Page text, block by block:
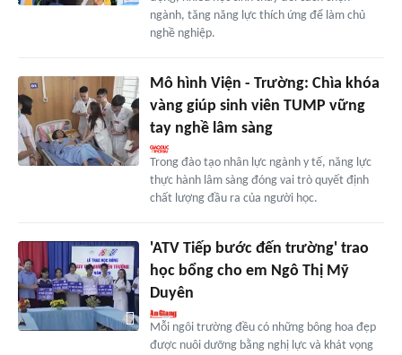
ngành, tăng năng lực thích ứng để làm chủ
nghề nghiệp.
Mô hình Viện - Trường: Chìa khóa
vàng giúp sinh viên TUMP vững
tay nghề lâm sàng
Trong đào tạo nhân lực ngành y tế, năng lực
thực hành lâm sàng đóng vai trò quyết định
chất lượng đầu ra của người học.
'ATV Tiếp bước đến trường' trao
học bổng cho em Ngô Thị Mỹ
Duyên
Mỗi ngôi trường đều có những bông hoa đẹp
được nuôi dưỡng bằng nghị lực và khát vọng